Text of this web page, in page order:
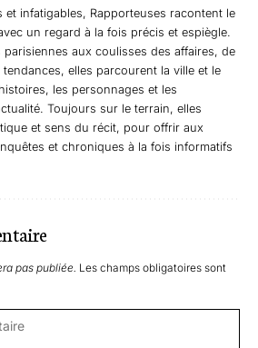
et infatigables, Rapporteuses racontent le
un regard à la fois précis et espiègle.
aux coulisses des affaires, de
elles parcourent la ville et le
les personnages et les
Toujours sur le terrain, elles
et sens du récit, pour offrir aux
et chroniques à la fois informatifs
pas publiée. Les champs obligatoires sont